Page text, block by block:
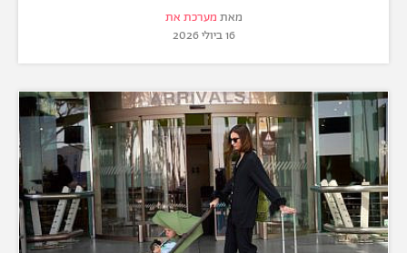
מאת מערכת את
16 ביולי 2026